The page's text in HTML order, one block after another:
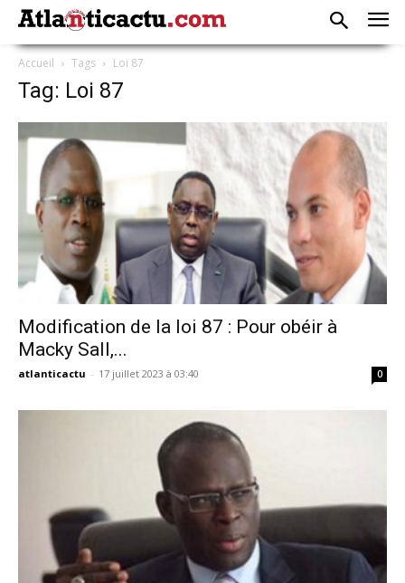
Accueil Tags Loi 87
Tag: Loi 87
Modification de la loi 87 : Pour obéir à
Macky Sall,...
atlanticactu - 17 juillet 2023 à 03:40 0